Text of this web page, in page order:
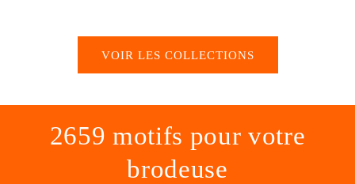
VOIR LES COLLECTIONS
2659 motifs pour votre
brodeuse